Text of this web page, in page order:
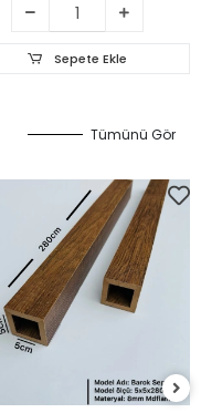
Sepete Ekle
Tümünü Gör